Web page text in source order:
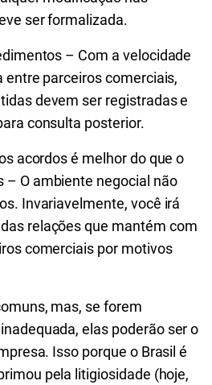
ser formalizada.
– Com a velocidade
parceiros comerciais,
devem ser registradas e
consulta posterior.
acordos é melhor do que o
– O ambiente negocial não
Invariavelmente, você irá
relações que mantém com
comerciais por motivos
mas, se forem
elas poderão ser o
Isso porque o Brasil é
pela litigiosidade (hoje,